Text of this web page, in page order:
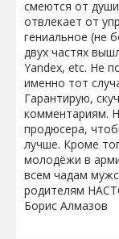
смеются от
отвлекает от
гениальное (не
двух частях
Yandex, etc. Не
именно тот
Гарантирую,
комментариям.
продюсера,
лучше. Кроме
молодёжи в
всем чадам
родителям
Борис Алмазов